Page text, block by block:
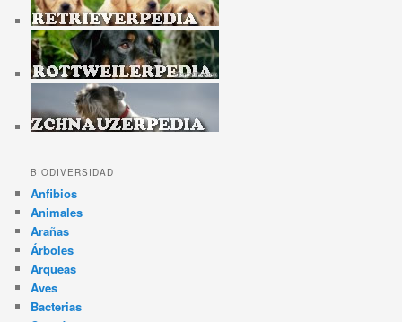
BIODIVERSIDAD
Anfibios
Animales
Arañas
Árboles
Arqueas
Aves
Bacterias